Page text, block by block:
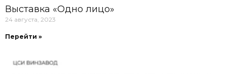
Выставка «Одно лицо»
24 августа, 2023
Перейти »